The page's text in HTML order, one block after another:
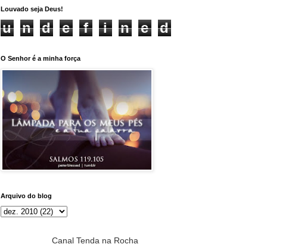
Louvado seja Deus!
u n d e f i n e d
O Senhor é a minha força
Arquivo do blog
Canal Tenda na Rocha